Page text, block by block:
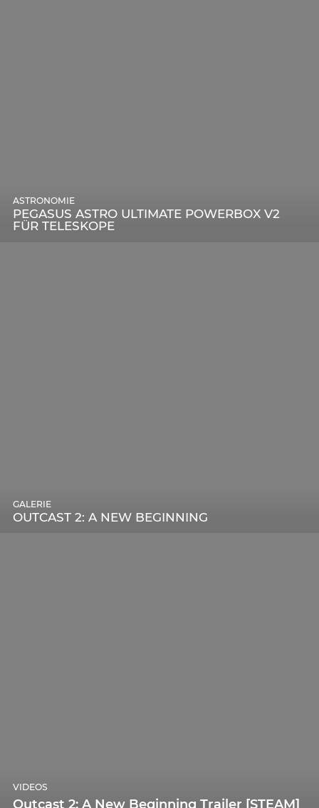
PEGASUS ASTRO ULTIMATE POWERBOX V2
FÜR TELESKOPE
ASTRONOMIE
OUTCAST 2: A NEW BEGINNING
GALERIE
Outcast 2: A New Beginning Trailer [STEAM]
VIDEOS